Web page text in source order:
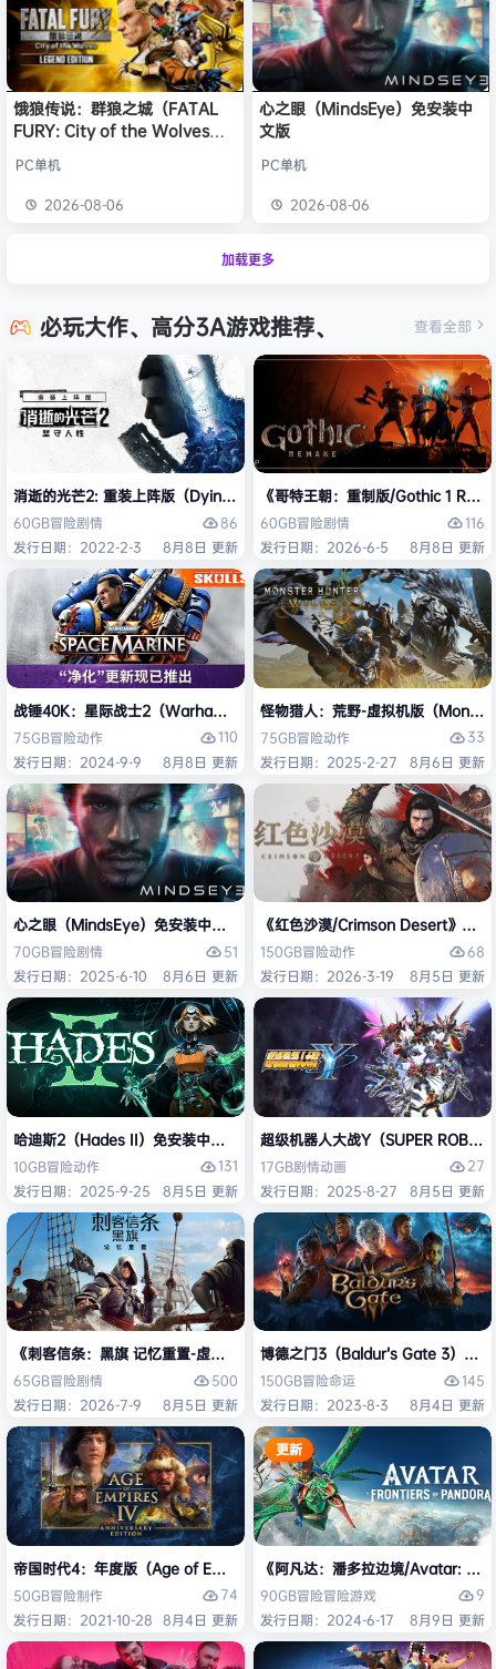
饿狼传说：群狼之城（FATAL
FURY: City of the Wolves）
PC单机
2026-08-06
心之眼（MindsEye）免安装中
文版
PC单机
2026-08-06
加载更多
必玩大作、高分3A游戏推荐、 查看全部
消逝的光芒2: 重装上阵版（Dying Light 2 Stay Human: Reloaded
60GB冒险剧情
86
发行日期：2022-2-3
8月8日 更新
《哥特王朝：重制版/Gothic 1
60GB冒险剧情
116
发行日期：2026-6-5
8月8日 更新
战锤40K：星际战士2（Warhammer 40,000: Space Marine 2）免安装
75GB冒险动作
110
发行日期：2024-9-9
8月8日 更新
怪物猎人：荒野-虚拟机版（
75GB冒险动作
33
发行日期：2025-2-27
8月6日 更新
心之眼（MindsEye）免安装中文版
70GB冒险剧情
51
发行日期：2025-6-10
8月6日 更新
《红色沙漠/Crimson Desert》免安
150GB冒险动作
68
发行日期：2026-3-19
8月5日 更新
哈迪斯2（Hades II）免安装中文版
10GB冒险动作
131
发行日期：2025-9-25
8月5日 更新
超级机器人大战Y（SUPER
17GB剧情动画
27
发行日期：2025-8-27
8月5日 更新
《刺客信条：黑旗 记忆重置-虚拟机版/Assassin’s Creed Black Flag
65GB冒险剧情
500
发行日期：2026-7-9
8月5日 更新
博德之门3（Baldur’s Gate 3）免安
150GB冒险命运
145
发行日期：2023-8-3
8月4日 更新
帝国时代4：年度版（Age of Empires IV: Anniversary Edition）免安装
50GB冒险制作
74
发行日期：2021-10-28 8月4日 更新
更新
《阿凡达：潘多拉边境/Avatar:
90GB冒险冒险游戏
9
发行日期：2024-6-17
8月9日 更新